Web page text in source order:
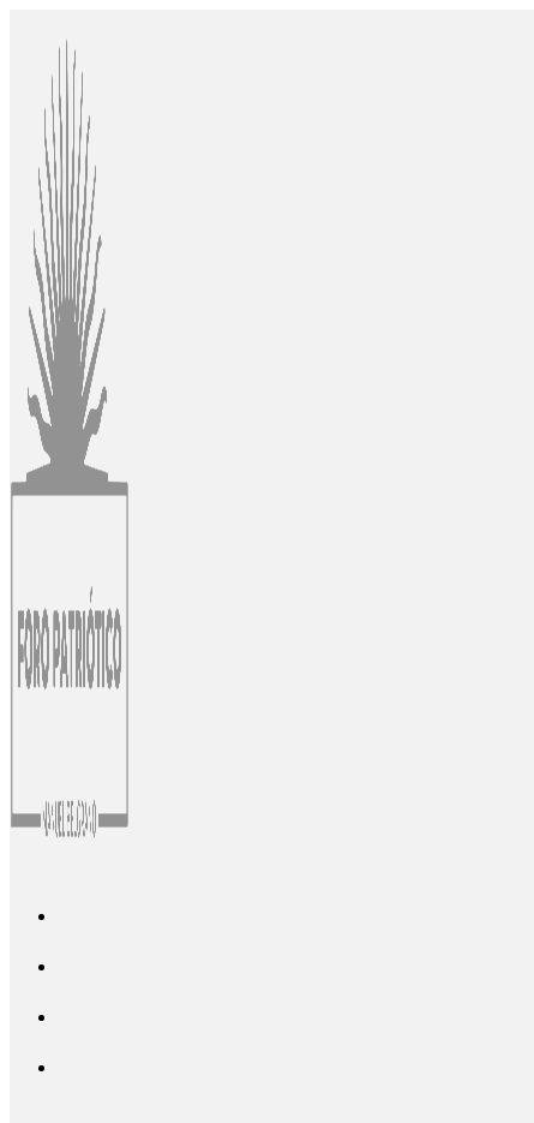
contenido